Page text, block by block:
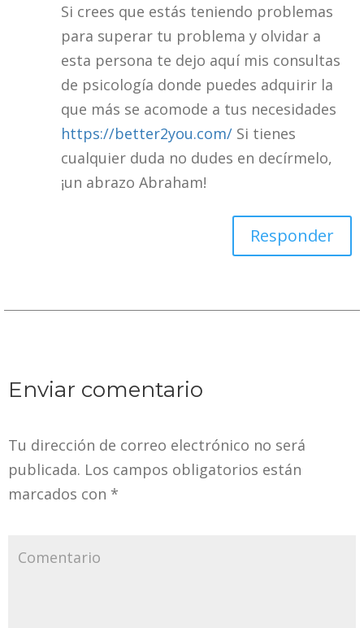
Si crees que estás teniendo problemas
para superar tu problema y olvidar a
esta persona te dejo aquí mis consultas
de psicología donde puedes adquirir la
que más se acomode a tus necesidades
https://better2you.com/ Si tienes
cualquier duda no dudes en decírmelo,
¡un abrazo Abraham!
Responder
Enviar comentario
Tu dirección de correo electrónico no será
publicada. Los campos obligatorios están
marcados con *